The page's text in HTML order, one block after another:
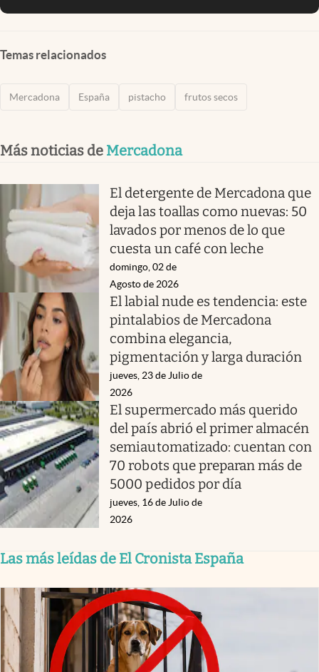
Temas relacionados
Mercadona España pistacho frutos secos
Más noticias de Mercadona
El detergente de Mercadona que
deja las toallas como nuevas: 50
lavados por menos de lo que
cuesta un café con leche
domingo, 02 de
Agosto de 2026
El labial nude es tendencia: este
pintalabios de Mercadona
combina elegancia,
pigmentación y larga duración
jueves, 23 de Julio de
2026
El supermercado más querido
del país abrió el primer almacén
semiautomatizado: cuentan con
70 robots que preparan más de
5000 pedidos por día
jueves, 16 de Julio de
2026
Las más leídas de El Cronista España